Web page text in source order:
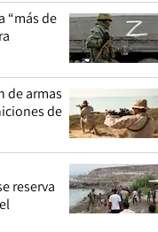
“más de
de armas
de
reserva